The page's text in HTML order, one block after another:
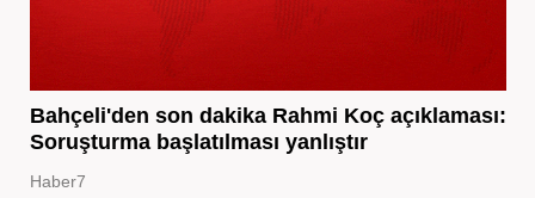
Bahçeli'den son dakika Rahmi Koç açıklaması:
Soruşturma başlatılması yanlıştır
Haber7